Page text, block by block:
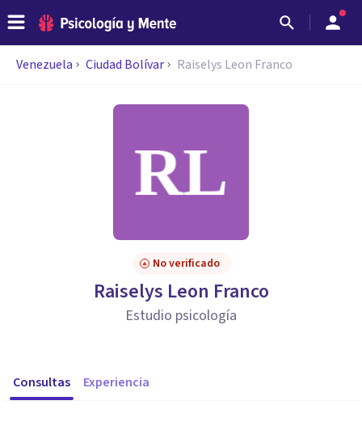
Venezuela Ciudad Bolívar Raiselys Leon Franco
No verificado
Raiselys Leon Franco
Estudio psicología
Consultas Experiencia